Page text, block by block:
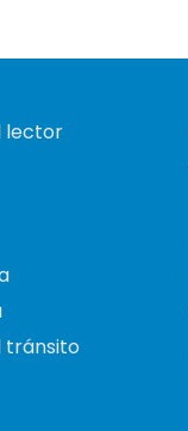
lector
tránsito